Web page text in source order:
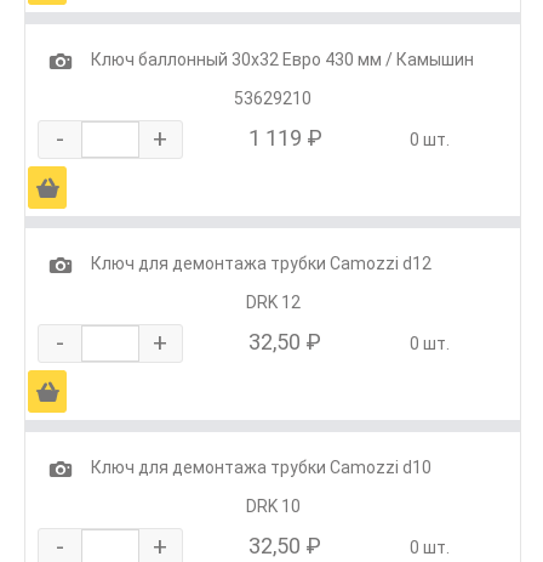
1
Ключ баллонный 30х32 Евро 430 мм / Камышин
53629210
- + 1 119 ₽ 0 шт.
Ä
1
Ключ для демонтажа трубки Camozzi d12
DRK 12
- + 32,50 ₽ 0 шт.
Ä
1
Ключ для демонтажа трубки Camozzi d10
DRK 10
- + 32,50 ₽ 0 шт.